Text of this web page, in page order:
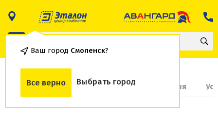
Ваш город Смоленск?
Все верно Выбрать город
О товаре Доставка и оплата Гарантия